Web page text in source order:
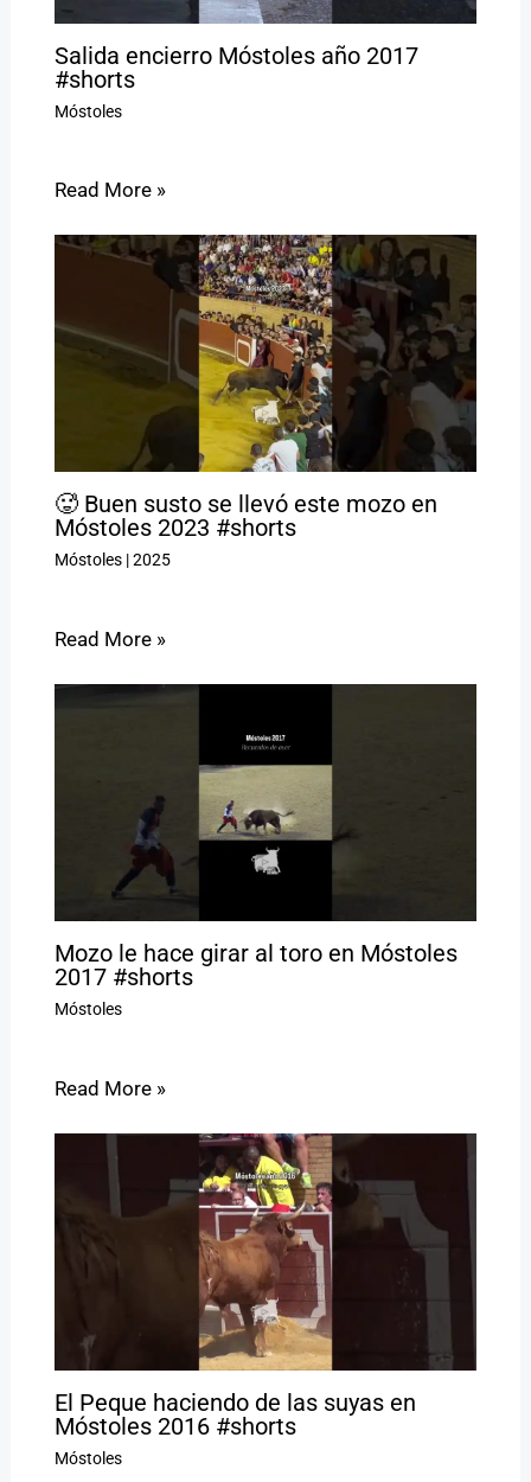
Salida encierro Móstoles año 2017
#shorts
Móstoles
Read More »
🥵 Buen susto se llevó este mozo en
Móstoles 2023 #shorts
Móstoles|2025
Read More »
Mozo le hace girar al toro en Móstoles
2017 #shorts
Móstoles
Read More »
El Peque haciendo de las suyas en
Móstoles 2016 #shorts
Móstoles